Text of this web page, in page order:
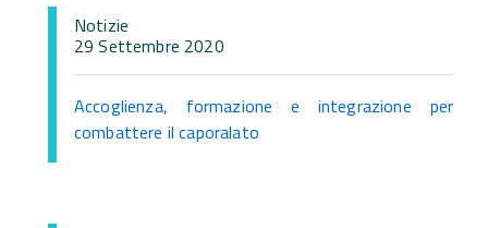
Notizie
29 Settembre 2020
Accoglienza, formazione e integrazione per
combattere il caporalato